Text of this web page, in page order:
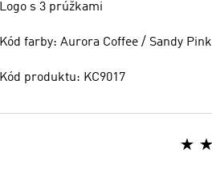
Logo s 3 prúžkami
Kód farby: Aurora Coffee / Sandy Pink
Kód produktu: KC9017